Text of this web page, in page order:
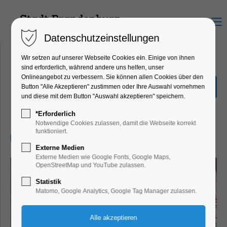
Menu
Dein neues Lieblingsteil
selbst bedruckt
Ferienkalender, Kinder, Jugend
Datenschutzeinstellungen
Wir setzen auf unserer Webseite Cookies ein. Einige von ihnen
sind erforderlich, während andere uns helfen, unser
Onlineangebot zu verbessern. Sie können allen Cookies über den
Button "Alle Akzeptieren" zustimmen oder Ihre Auswahl vornehmen
und diese mit dem Button "Auswahl akzeptieren" speichern.
*Erforderlich
Notwendige Cookies zulassen, damit die Webseite korrekt
funktioniert.
Externe Medien
Externe Medien wie Google Fonts, Google Maps,
OpenStreetMap und YouTube zulassen.
Statistik
Matomo, Google Analytics, Google Tag Manager zulassen.